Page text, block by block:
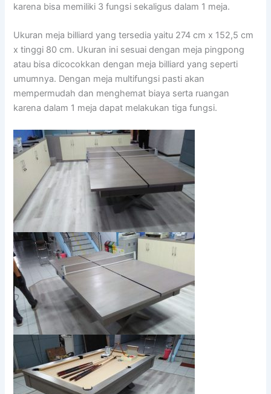
karena bisa memiliki 3 fungsi sekaligus dalam 1 meja.
Ukuran meja billiard yang tersedia yaitu 274 cm x 152,5 cm
x tinggi 80 cm. Ukuran ini sesuai dengan meja pingpong
atau bisa dicocokkan dengan meja billiard yang seperti
umumnya. Dengan meja multifungsi pasti akan
mempermudah dan menghemat biaya serta ruangan
karena dalam 1 meja dapat melakukan tiga fungsi.